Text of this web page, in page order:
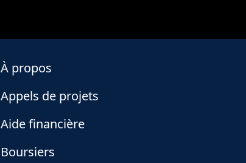
À propos
Appels de projets
Aide financière
Boursiers